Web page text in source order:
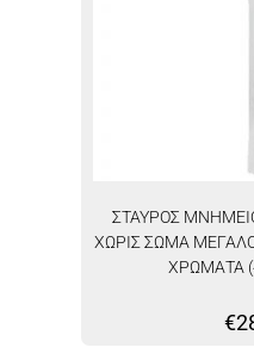
ΣΤΑΥΡΟΣ
ΧΩΡΙΣ ΣΩΜΑ
ΧΡΩΜΑΤΑ
€